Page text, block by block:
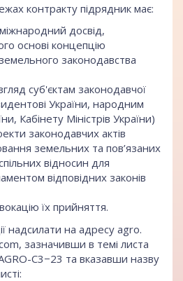
контракту підрядник має:
досвід,
основі концепцію
законодавства
суб'єктам законодавчої
України, народним
Кабінету Міністрів України)
законодавчих актів
земельних та пов’язаних
відносин для
відповідних законів
їх прийняття.
надсилати на адресу agro.
, зазначивши в темі листа
C3−23 та вказавши назву